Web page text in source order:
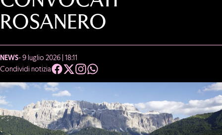
ROSANERO
NEWS- 9 luglio 2026 | 18:11
Condividi notizia